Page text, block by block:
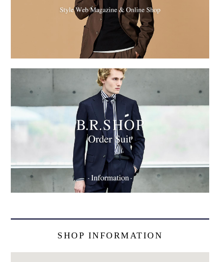
SHOP INFORMATION